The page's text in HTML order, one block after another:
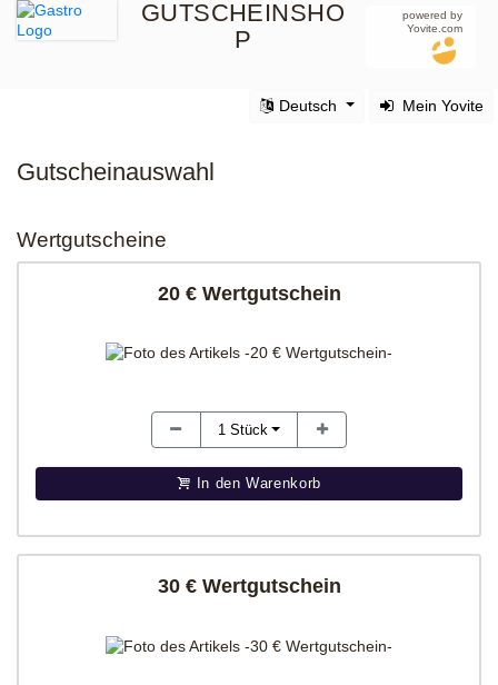
GUTSCHEINSHO
P
powered by
Yovite.com
Mein Yovite
Deutsch
Gutscheinauswahl
Wertgutscheine
20 € Wertgutschein
1 Stück
In den Warenkorb
30 € Wertgutschein